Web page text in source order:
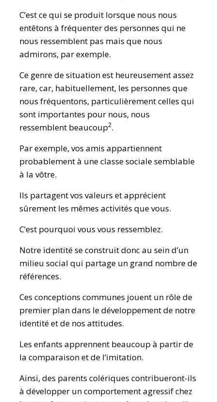
C’est ce qui se produit lorsque nous nous
entêtons à fréquenter des personnes qui ne
nous ressemblent pas mais que nous
admirons, par exemple.
Ce genre de situation est heureusement assez
rare, car, habituellement, les personnes que
nous fréquentons, particulièrement celles qui
sont importantes pour nous, nous
ressemblent beaucoup2.
Par exemple, vos amis appartiennent
probablement à une classe sociale semblable
à la vôtre.
Ils partagent vos valeurs et apprécient
sûrement les mêmes activités que vous.
C’est pourquoi vous vous ressemblez.
Notre identité se construit donc au sein d’un
milieu social qui partage un grand nombre de
références.
Ces conceptions communes jouent un rôle de
premier plan dans le développement de notre
identité et de nos attitudes.
Les enfants apprennent beaucoup à partir de
la comparaison et de l’imitation.
Ainsi, des parents colériques contribueront-ils
à développer un comportement agressif chez